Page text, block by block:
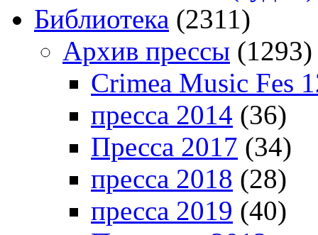
Библиотека (2311)
Архив прессы (1293)
Crimea Music Fes
пресса 2014 (36)
Пресса 2017 (34)
пресса 2018 (28)
пресса 2019 (40)